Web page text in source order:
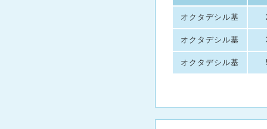
オクタデシル基
オクタデシル基
オクタデシル基